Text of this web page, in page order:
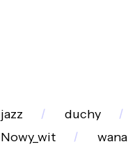
jazz duchy
Nowy_wit
wana